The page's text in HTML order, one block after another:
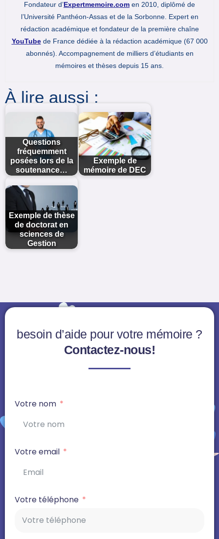
Fondateur d’Expertmemoire.com en 2010, diplômé de
l’Université Panthéon-Assas et de la Sorbonne. Expert en
rédaction académique et fondateur de la première chaîne
YouTubede France dédiée à la rédaction académique (67 000
abonnés). Accompagnement de milliers d’étudiants en
mémoires et thèses depuis 15 ans.
À lire aussi :
Questions
fréquemment
posées lors de la
soutenance…
Exemple de
mémoire de DEC
Exemple de thèse
de doctorat en
sciences de
Gestion
besoin d’aide pour votre mémoire ?
Contactez-nous!
Votre nom
Votre email
Votre téléphone